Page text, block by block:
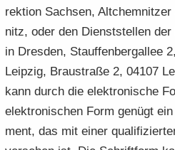
rek­ti­on Sach­sen,
nitz, oder den Dienst­stel­len
in Dres­den, Stauf­fen­berg­al­lee
Leip­zig, Brau­stra­ße 2, 04107
kann durch die elek­tro­ni­sche
elek­tro­ni­schen Form ge­nügt
ment, das mit einer